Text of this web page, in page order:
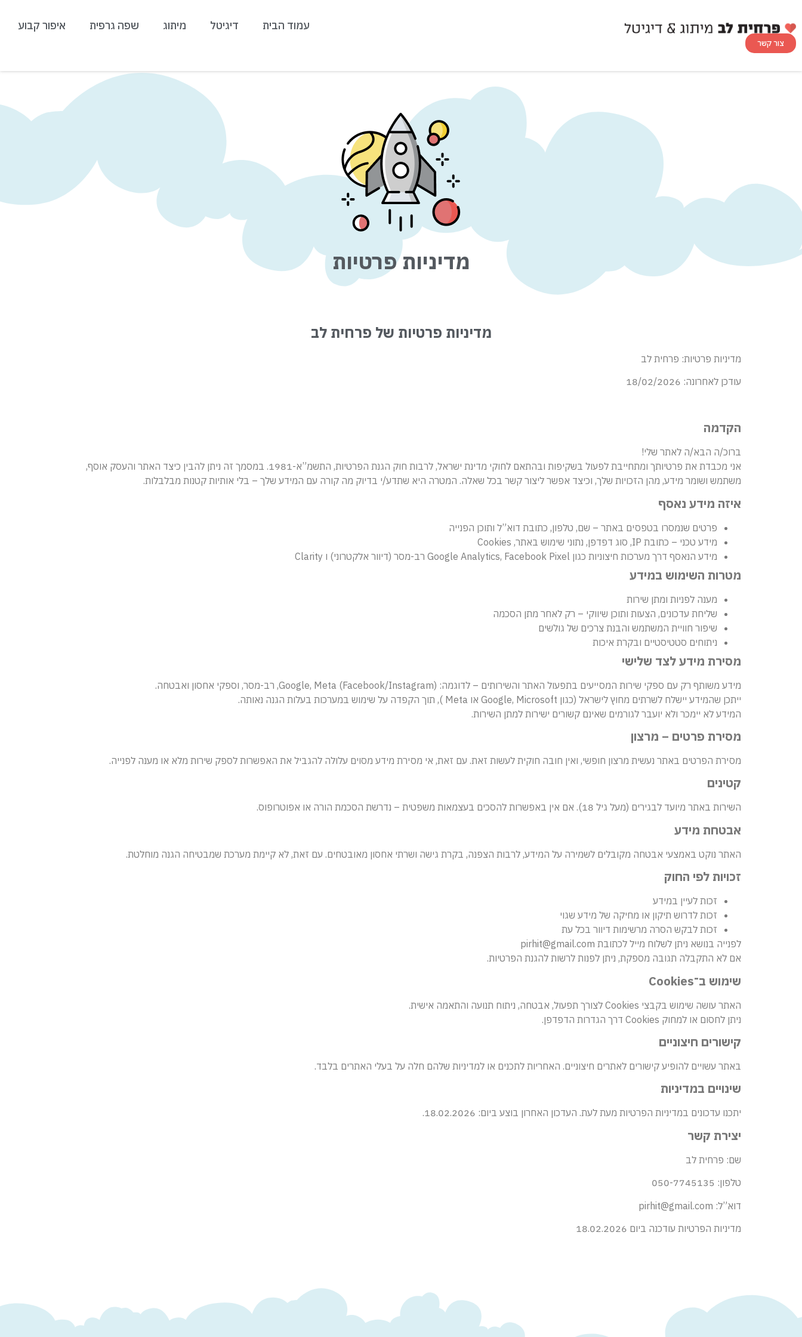
עמוד הבית דיגיטל מיתוג שפה גרפית איפור קבוע
צור קשר
מדיניות פרטיות
מדיניות פרטיות של פרחית לב
מדיניות פרטיות: פרחית לב
עודכן לאחרונה: 18/02/2026
הקדמה
ברוכ/ה הבא/ה לאתר שלי!
אני מכבדת את פרטיותך ומתחייבת לפעול בשקיפות ובהתאם לחוקי מדינת ישראל, לרבות חוק הגנת הפרטיות, התשמ”א-1981. במסמך זה ניתן להבין כיצד האתר והעסק אוסף,
משתמש ושומר מידע, מהן הזכויות שלך, וכיצד אפשר ליצור קשר בכל שאלה. המטרה היא שתדע/י בדיוק מה קורה עם המידע שלך – בלי אותיות קטנות מבלבלות.
איזה מידע נאסף
פרטים שנמסרו בטפסים באתר – שם, טלפון, כתובת דוא”ל ותוכן הפנייה
מידע טכני – כתובת IP, סוג דפדפן, נתוני שימוש באתר, Cookies
מידע הנאסף דרך מערכות חיצוניות כגון Google Analytics, Facebook Pixel רב-מסר (דיוור אלקטרוני) ו Clarity
מטרות השימוש במידע
מענה לפניות ומתן שירות
שליחת עדכונים, הצעות ותוכן שיווקי – רק לאחר מתן הסכמה
שיפור חוויית המשתמש והבנת צרכים של גולשים
ניתוחים סטטיסטיים ובקרת איכות
מסירת מידע לצד שלישי
מידע משותף רק עם ספקי שירות המסייעים בתפעול האתר והשירותים – לדוגמה: Google, Meta (Facebook/Instagram), רב-מסר, וספקי אחסון ואבטחה.
ייתכן שהמידע יישלח לשרתים מחוץ לישראל (כגון Google, Microsoft או Meta ), תוך הקפדה על שימוש במערכות בעלות הגנה נאותה.
המידע לא יימכר ולא יועבר לגורמים שאינם קשורים ישירות למתן השירות.
מסירת פרטים – מרצון
מסירת הפרטים באתר נעשית מרצון חופשי, ואין חובה חוקית לעשות זאת. עם זאת, אי מסירת מידע מסוים עלולה להגביל את האפשרות לספק שירות מלא או מענה לפנייה.
קטינים
השירות באתר מיועד לבגירים (מעל גיל 18). אם אין באפשרות להסכים בעצמאות משפטית – נדרשת הסכמת הורה או אפוטרופוס.
אבטחת מידע
האתר נוקט באמצעי אבטחה מקובלים לשמירה על המידע, לרבות הצפנה, בקרת גישה ושרתי אחסון מאובטחים. עם זאת, לא קיימת מערכת שמבטיחה הגנה מוחלטת.
זכויות לפי החוק
זכות לעיין במידע
זכות לדרוש תיקון או מחיקה של מידע שגוי
זכות לבקש הסרה מרשימות דיוור בכל עת
לפנייה בנושא ניתן לשלוח מייל לכתובת pirhit@gmail.com
אם לא התקבלה תגובה מספקת, ניתן לפנות לרשות להגנת הפרטיות.
שימוש ב־Cookies
האתר עושה שימוש בקבצי Cookies לצורך תפעול, אבטחה, ניתוח תנועה והתאמה אישית.
ניתן לחסום או למחוק Cookies דרך הגדרות הדפדפן.
קישורים חיצוניים
באתר עשויים להופיע קישורים לאתרים חיצוניים. האחריות לתכנים או למדיניות שלהם חלה על בעלי האתרים בלבד.
שינויים במדיניות
יתכנו עדכונים במדיניות הפרטיות מעת לעת. העדכון האחרון בוצע ביום: 18.02.2026.
יצירת קשר
שם: פרחית לב
טלפון: 050-7745135
דוא”ל: pirhit@gmail.com
מדיניות הפרטיות עודכנה ביום 18.02.2026